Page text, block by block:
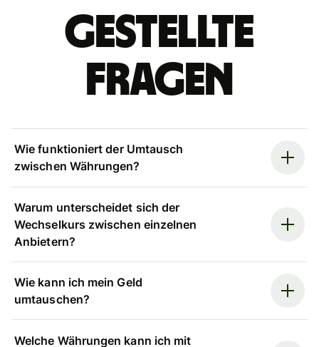
gestellte
Fragen
Wie funktioniert der Umtausch
zwischen Währungen?
Warum unterscheidet sich der
Wechselkurs zwischen einzelnen
Anbietern?
Wie kann ich mein Geld
umtauschen?
Welche Währungen kann ich mit